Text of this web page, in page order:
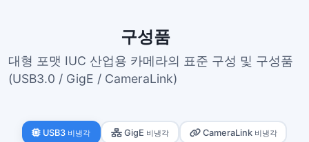
구성품
대형 포맷 IUC 산업용 카메라의 표준 구성 및 구성품
(USB3.0 / GigE / CameraLink)
USB3 비냉각 GigE 비냉각 CameraLink 비냉각